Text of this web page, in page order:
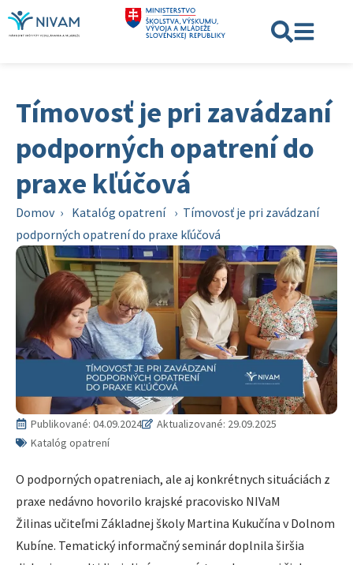
Tímovosť je pri zavádzaní
podporných opatrení do
praxe kľúčová
Domov › Katalóg opatrení › Tímovosť je pri zavádzaní
podporných opatrení do praxe kľúčová
Publikované: 04.09.2024
Aktualizované: 29.09.2025
Katalóg opatrení
O podporných opatreniach, ale aj konkrétnych situáciách z
praxe nedávno hovorilo krajské pracovisko NIVaM
Žilinas učiteľmi Základnej školy Martina Kukučína v Dolnom
Kubíne. Tematický informačný seminár doplnila širšia